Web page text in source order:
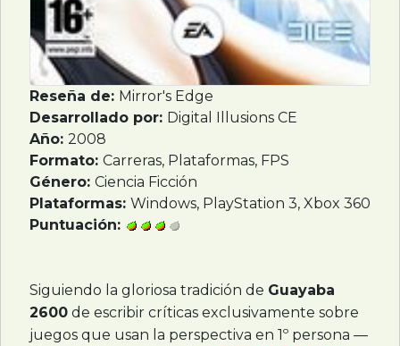
Reseña de: Mirror's Edge
Desarrollado por: Digital Illusions CE
Año: 2008
Formato: Carreras, Plataformas, FPS
Género: Ciencia Ficción
Plataformas: Windows, PlayStation 3, Xbox 360
Puntuación:
Siguiendo la gloriosa tradición de Guayaba
2600 de escribir críticas exclusivamente sobre
juegos que usan la perspectiva en 1º persona —